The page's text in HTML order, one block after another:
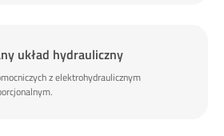
układ hydrauliczny
z elektrohydraulicznym